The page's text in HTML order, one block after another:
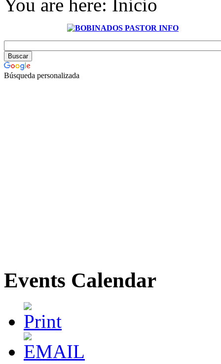
You are here: Inicio
Búsqueda personalizada
Events Calendar